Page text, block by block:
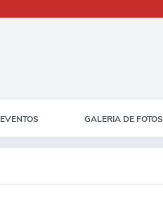
EVENTOS GALERIA DE FOTOS